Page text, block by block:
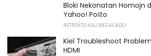
Bloki Nekonatan Homojn
Yahoo! Poŝto
RETPOŜTO KAJ MESAĜADO
Kiel Troubleshoot
HDMI